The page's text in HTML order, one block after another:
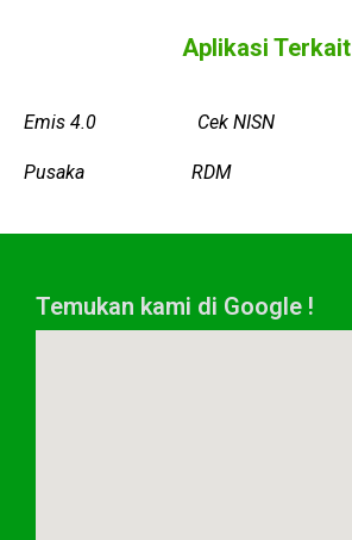
Aplikasi Terkait
Emis 4.0 Cek NISN
Pusaka RDM
Temukan kami di Google !